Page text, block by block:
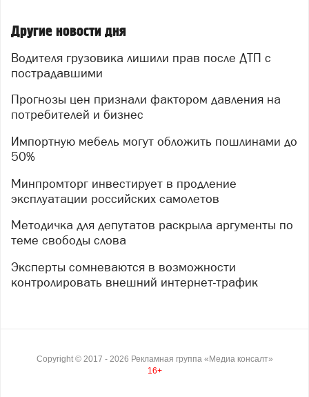
Другие новости дня
Водителя грузовика лишили прав после ДТП с
пострадавшими
Прогнозы цен признали фактором давления на
потребителей и бизнес
Импортную мебель могут обложить пошлинами до
50%
Минпромторг инвестирует в продление
эксплуатации российских самолетов
Методичка для депутатов раскрыла аргументы по
теме свободы слова
Эксперты сомневаются в возможности
контролировать внешний интернет-трафик
Copyright © 2017 - 2026 Рекламная группа «Медиа консалт»
16+